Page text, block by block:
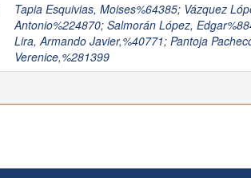
Tapia Esquivias, Moises%64385; Vázquez
Antonio%224870; Salmorán López,
Lira, Armando Javier,%40771; Pantoja
Verenice,%281399